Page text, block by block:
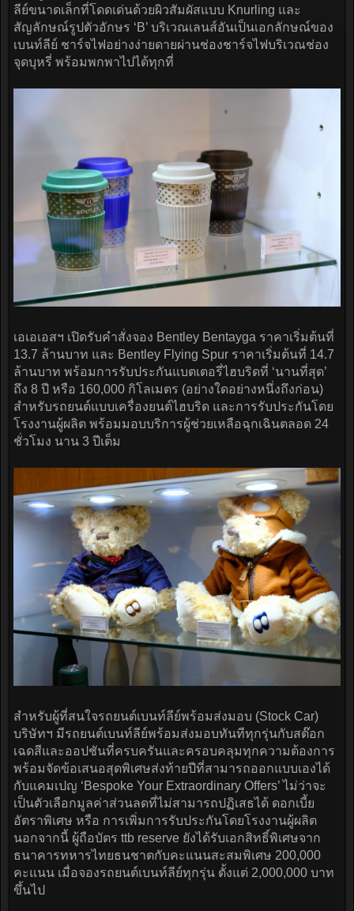
ลีย์ขนาดเล็กที่โดดเด่นด้วยผิวสัมผัสแบบ Knurling และ
สัญลักษณ์รูปตัวอักษร ‘B’ บริเวณเลนส์อันเป็นเอกลักษณ์ของ
เบนท์ลีย์ ชาร์จไฟอย่างง่ายดายผ่านช่องชาร์จไฟบริเวณช่อง
จุดบุหรี่ พร้อมพกพาไปได้ทุกที่
เอเอเอสฯ เปิดรับคำสั่งจอง Bentley Bentayga ราคาเริ่มต้นที่
13.7 ล้านบาท และ Bentley Flying Spur ราคาเริ่มต้นที่ 14.7
ล้านบาท พร้อมการรับประกันแบตเตอรี่ไฮบริดที่ ‘นานที่สุด’
ถึง 8 ปี หรือ 160,000 กิโลเมตร (อย่างใดอย่างหนึ่งถึงก่อน)
สำหรับรถยนต์แบบเครื่องยนต์ไฮบริด และการรับประกันโดย
โรงงานผู้ผลิต พร้อมมอบบริการผู้ช่วยเหลือฉุกเฉินตลอด 24
ชั่วโมง นาน 3 ปีเต็ม
สำหรับผู้ที่สนใจรถยนต์เบนท์ลีย์พร้อมส่งมอบ (Stock Car)
บริษัทฯ มีรถยนต์เบนท์ลีย์พร้อมส่งมอบทันทีทุกรุ่นกับสต๊อก
เฉดสีและออปชันที่ครบครันและครอบคลุมทุกความต้องการ
พร้อมจัดข้อเสนอสุดพิเศษส่งท้ายปีที่สามารถออกแบบเองได้
กับแคมเปญ ‘Bespoke Your Extraordinary Offers’ ไม่ว่าจะ
เป็นตัวเลือกมูลค่าส่วนลดที่ไม่สามารถปฏิเสธได้ ดอกเบี้ย
อัตราพิเศษ หรือ การเพิ่มการรับประกันโดยโรงงานผู้ผลิต
นอกจากนี้ ผู้ถือบัตร ttb reserve ยังได้รับเอกสิทธิ์พิเศษจาก
ธนาคารทหารไทยธนชาตกับคะแนนสะสมพิเศษ 200,000
คะแนน เมื่อจองรถยนต์เบนท์ลีย์ทุกรุ่น ตั้งแต่ 2,000,000 บาท
ขึ้นไป